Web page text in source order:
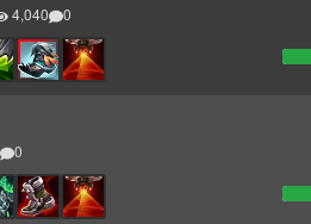
4,040 0
0